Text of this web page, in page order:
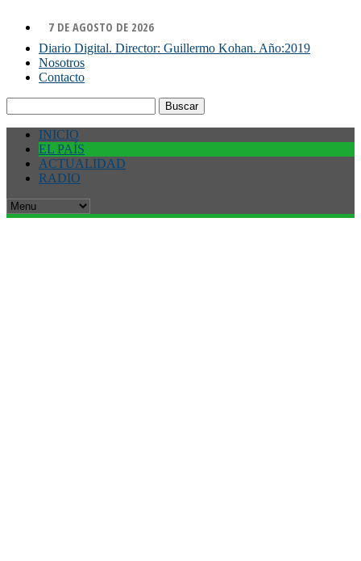
7 DE AGOSTO DE 2026
Diario Digital. Director: Guillermo Kohan. Año:2019
Nosotros
Contacto
INICIO
EL PAÍS
ACTUALIDAD
RADIO